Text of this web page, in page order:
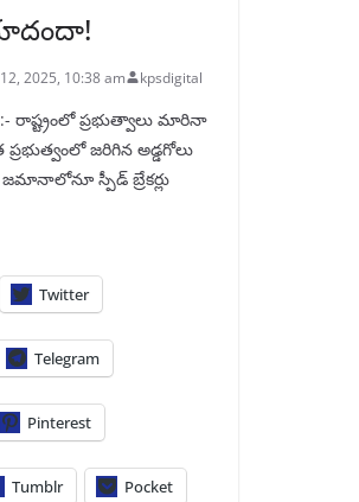
2025, 10:38 am kpsdigital
రాష్ట్రంలో ప్రభుత్వాలు మారినా
ప్రభుత్వంలో జరిగిన అడ్డగోలు
స్పీడ్‌ బ్రేకర్లు
Twitter
Telegram
Pinterest
Tumblr Pocket